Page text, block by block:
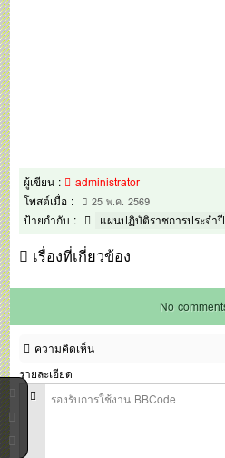
ผู้เขียน :
administrator
โพสต์เมื่อ :
25 พ.ค. 2569
ป้ายกำกับ : แผนปฏิบัติราชการประจ
เรื่องที่เกี่ยวข้อง
No
ความคิดเห็น
รายละเอียด